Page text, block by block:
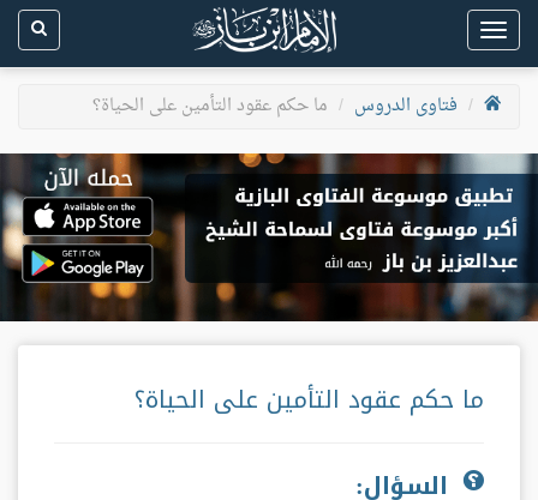
Toggle
navigation
فتاوى الدروس
ما حكم عقود التأمين على الحياة؟
ما حكم عقود التأمين على الحياة؟
السؤال: